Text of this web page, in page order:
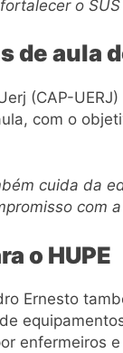
o SUS
de aula
(CAP-
com o
cuida da
com
o HUPE
Ernesto
enfermeiros